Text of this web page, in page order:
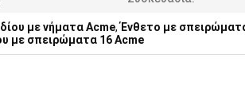
με νήματα Acme,Ένθετο με
με σπειρώματα 16 Acme